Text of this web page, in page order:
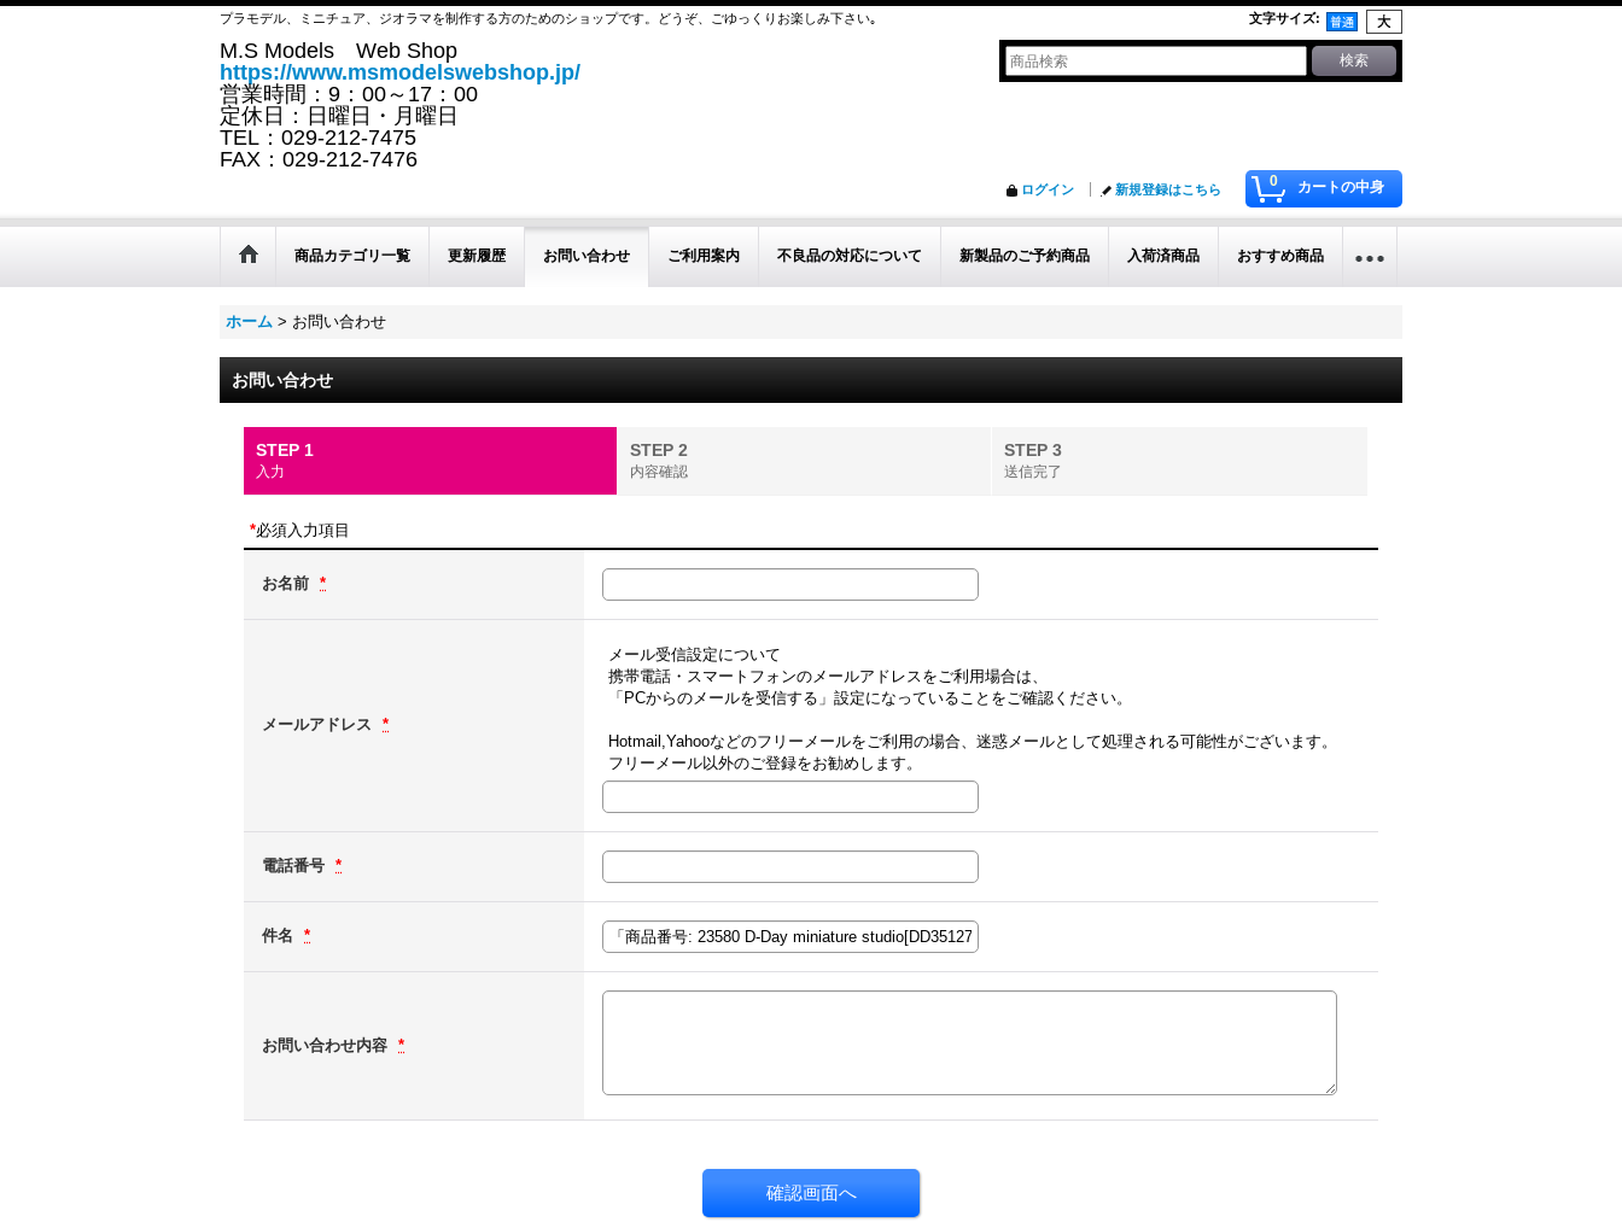
プラモデル、ミニチュア、ジオラマを制作する方のためのショップです。どうぞ、ごゆっくりお楽しみ下さい｡ 文字サイズ:
M.S Models Web Shop
https://www.msmodelswebshop.jp/
営業時間：9：00～17：00
定休日：日曜日・月曜日
TEL：029-212-7475
FAX：029-212-7476
0 カートの中身
ログイン 新規登録はこちら
商品カテゴリ一覧 更新履歴 お問い合わせ ご利用案内 不良品の対応について 新製品のご予約商品 入荷済商品 おすすめ商品
ホーム > お問い合わせ
お問い合わせ
STEP 1
入力
STEP 2
内容確認
STEP 3
送信完了
*必須入力項目
お名前 *
メールアドレス *
メール受信設定について
携帯電話・スマートフォンのメールアドレスをご利用場合は、
「PCからのメールを受信する」設定になっていることをご確認ください。
Hotmail,Yahooなどのフリーメールをご利用の場合、迷惑メールとして処理される可能性がございます。
フリーメール以外のご登録をお勧めします。
電話番号 *
件名 *
お問い合わせ内容 *